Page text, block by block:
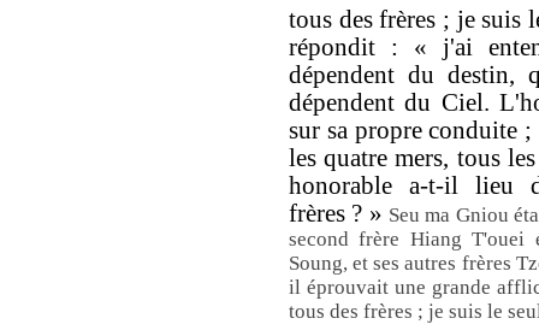
tous des frères ; je suis
répondit : « j'ai
dépendent du destin,
dépendent du Ciel.
sur sa propre conduite
les quatre mers, tous
honorable a-t-il lieu
frères ? » Seu ma Gniou
second frère Hiang
Soung, et ses autres frères
il éprouvait une grande
tous des frères ; je suis le